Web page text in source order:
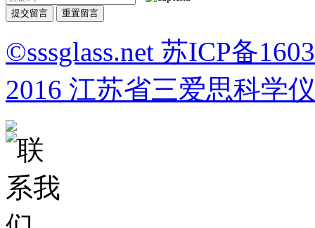
重置留言
©sssglass.net 苏ICP备
2016 江苏省三爱思科学